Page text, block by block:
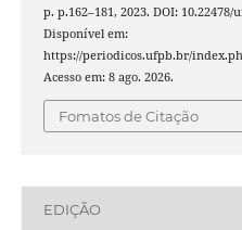
p. p.162–181, 2023. DOI: 10.22478/
Disponível em:
https://periodicos.ufpb.br/
Acesso em: 8 ago. 2026.
Fomatos de Citação
EDIÇÃO